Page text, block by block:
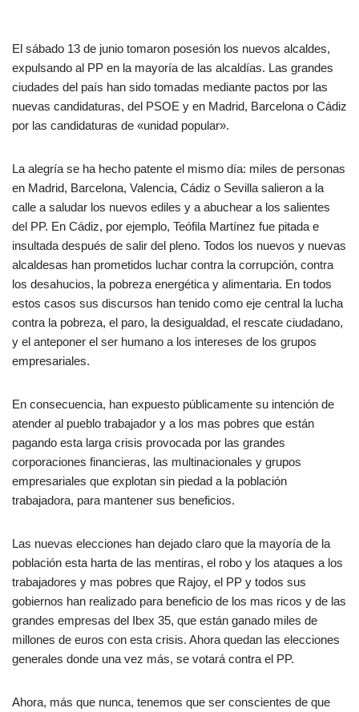
El sábado 13 de junio tomaron posesión los nuevos alcaldes,
expulsando al PP en la mayoría de las alcaldías. Las grandes
ciudades del país han sido tomadas mediante pactos por las
nuevas candidaturas, del PSOE y en Madrid, Barcelona o Cádiz
por las candidaturas de «unidad popular».
La alegría se ha hecho patente el mismo día: miles de personas
en Madrid, Barcelona, Valencia, Cádiz o Sevilla salieron a la
calle a saludar los nuevos ediles y a abuchear a los salientes
del PP. En Cádiz, por ejemplo, Teófila Martínez fue pitada e
insultada después de salir del pleno. Todos los nuevos y nuevas
alcaldesas han prometidos luchar contra la corrupción, contra
los desahucios, la pobreza energética y alimentaria. En todos
estos casos sus discursos han tenido como eje central la lucha
contra la pobreza, el paro, la desigualdad, el rescate ciudadano,
y el anteponer el ser humano a los intereses de los grupos
empresariales.
En consecuencia, han expuesto públicamente su intención de
atender al pueblo trabajador y a los mas pobres que están
pagando esta larga crisis provocada por las grandes
corporaciones financieras, las multinacionales y grupos
empresariales que explotan sin piedad a la población
trabajadora, para mantener sus beneficios.
Las nuevas elecciones han dejado claro que la mayoría de la
población esta harta de las mentiras, el robo y los ataques a los
trabajadores y mas pobres que Rajoy, el PP y todos sus
gobiernos han realizado para beneficio de los mas ricos y de las
grandes empresas del Ibex 35, que están ganado miles de
millones de euros con esta crisis. Ahora quedan las elecciones
generales donde una vez más, se votará contra el PP.
Ahora, más que nunca, tenemos que ser conscientes de que